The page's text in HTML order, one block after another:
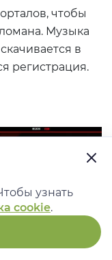
чтобы
Музыка
в
регистрация.
узнать
cookie.